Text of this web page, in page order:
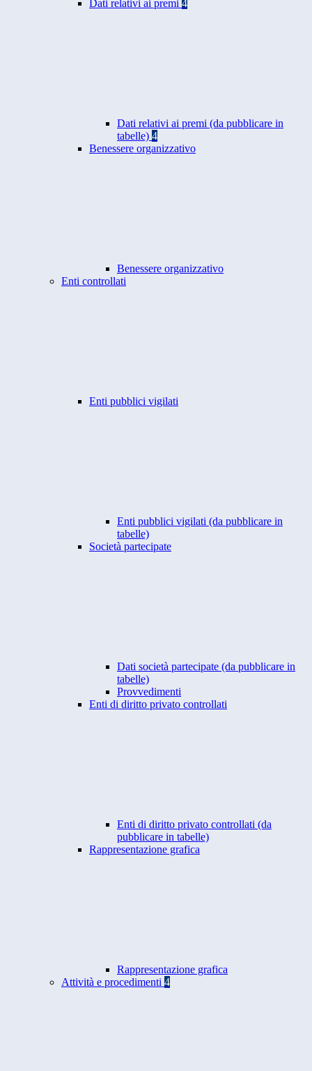
Dati relativi ai premi 4
Dati relativi ai premi (da pubblicare in
tabelle) 4
Benessere organizzativo
Benessere organizzativo
Enti controllati
Enti pubblici vigilati
Enti pubblici vigilati (da pubblicare in
tabelle)
Società partecipate
Dati società partecipate (da pubblicare in
tabelle)
Provvedimenti
Enti di diritto privato controllati
Enti di diritto privato controllati (da
pubblicare in tabelle)
Rappresentazione grafica
Rappresentazione grafica
Attività e procedimenti 4